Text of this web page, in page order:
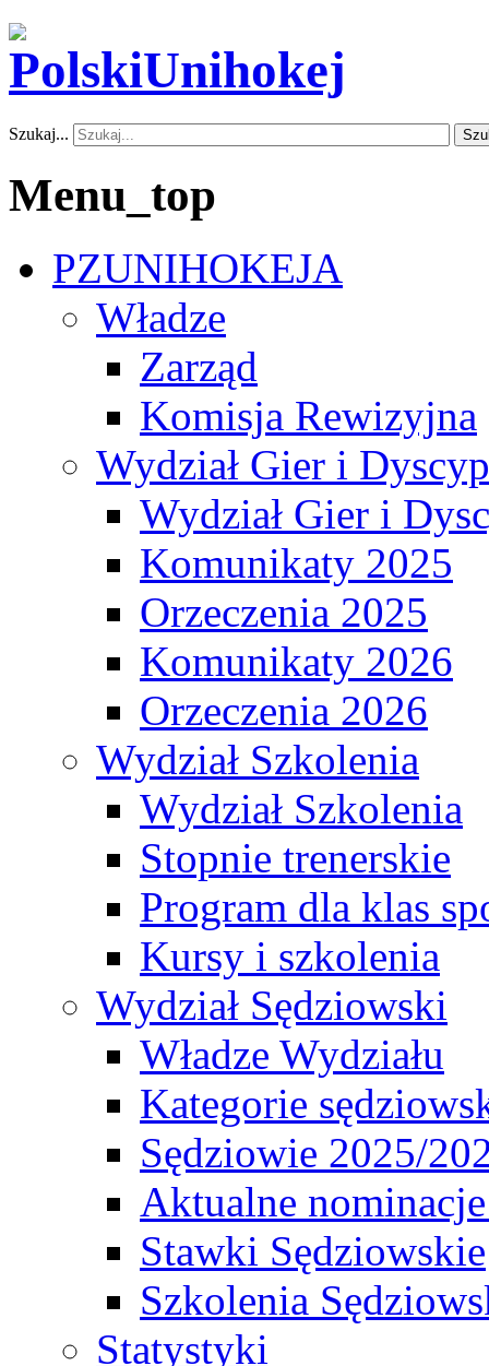
Szukaj...
Menu_top
PZUNIHOKEJA
Władze
Zarząd
Komisja Rewizyjna
Wydział Gier i
Wydział Gier i
Komunikaty 2025
Orzeczenia 2025
Komunikaty 2026
Orzeczenia 2026
Wydział Szkolenia
Wydział Szkolenia
Stopnie trenerskie
Program dla klas
Kursy i szkolenia
Wydział Sędziowski
Władze Wydziału
Kategorie
Sędziowie 2025/
Aktualne
Stawki Sędziowskie
Szkolenia
Statystyki